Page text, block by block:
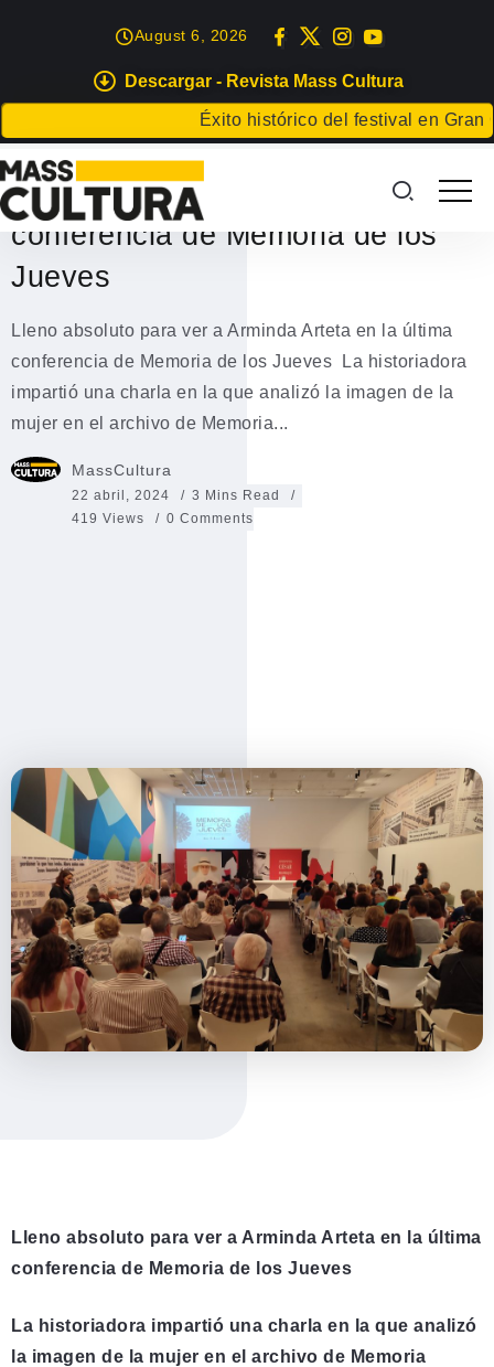
Descargar - Revista Mass Cultura
Éxito histórico del festival en Gran
August 6, 2026
EVENTOS
Lleno absoluto para ver a
Arminda Arteta en la última
conferencia de Memoria de los
Jueves
Lleno absoluto para ver a Arminda Arteta en la última
conferencia de Memoria de los Jueves La historiadora
impartió una charla en la que analizó la imagen de la
mujer en el archivo de Memoria...
MassCultura
22 abril, 2024
3 Mins Read
419 Views
0 Comments
Lleno absoluto para ver a Arminda Arteta en la última
conferencia de Memoria de los Jueves
La historiadora impartió una charla en la que analizó
la imagen de la mujer en el archivo de Memoria